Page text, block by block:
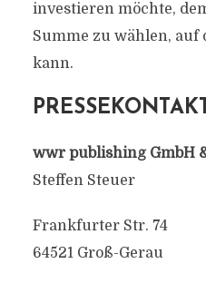
investieren möchte,
Summe zu wählen,
kann.
PRESSEKONTAKT
wwr publishing GmbH
Steffen Steuer
Frankfurter Str. 74
64521 Groß-Gerau